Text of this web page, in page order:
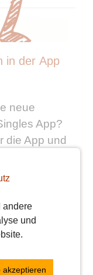
andere
und
akzeptieren
in der App
neue
App?
die App und
zum
bis